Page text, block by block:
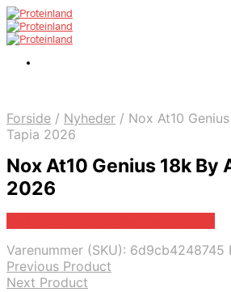
Forside / Nyheder / Nox At10
Tapia 2026
Nox At10 Genius 18k By
2026
Varenummer (SKU): 6d9cb4248745
Previous Product
Next Product